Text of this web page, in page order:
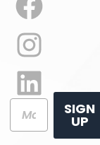
SIGN
UP